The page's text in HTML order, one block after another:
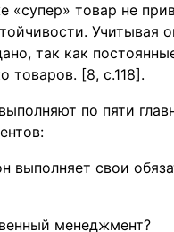
«супер» товар не
Учитывая
так как
товаров. [8, с.118].
по пяти
выполняет свои
менеджмент?